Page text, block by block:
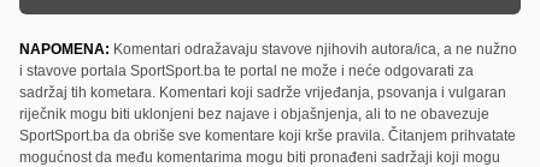
NAPOMENA: Komentari odražavaju stavove njihovih autora/ica, a ne nužno
i stavove portala SportSport.ba te portal ne može i neće odgovarati za
sadržaj tih kometara. Komentari koji sadrže vrijeđanja, psovanja i vulgaran
riječnik mogu biti uklonjeni bez najave i objašnjenja, ali to ne obavezuje
SportSport.ba da obriše sve komentare koji krše pravila. Čitanjem prihvatate
mogućnost da među komentarima mogu biti pronađeni sadržaji koji mogu